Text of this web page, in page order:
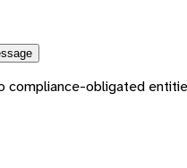
compliance-obligated